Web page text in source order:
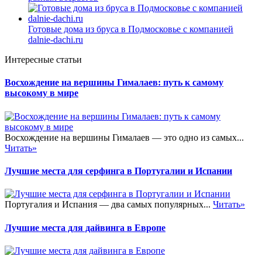
Готовые дома из бруса в Подмосковье с компанией
dalnie-dachi.ru
Интересные статьи
Восхождение на вершины Гималаев: путь к самому
высокому в мире
Восхождение на вершины Гималаев — это одно из самых...
Читать»
Лучшие места для серфинга в Португалии и Испании
Португалия и Испания — два самых популярных... Читать»
Лучшие места для дайвинга в Европе